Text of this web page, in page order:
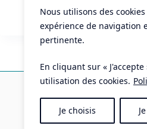
Nous utilisons des
expérience de navigation
pertinente.
En cliquant sur «
utilisation des cookies.
Je choisis